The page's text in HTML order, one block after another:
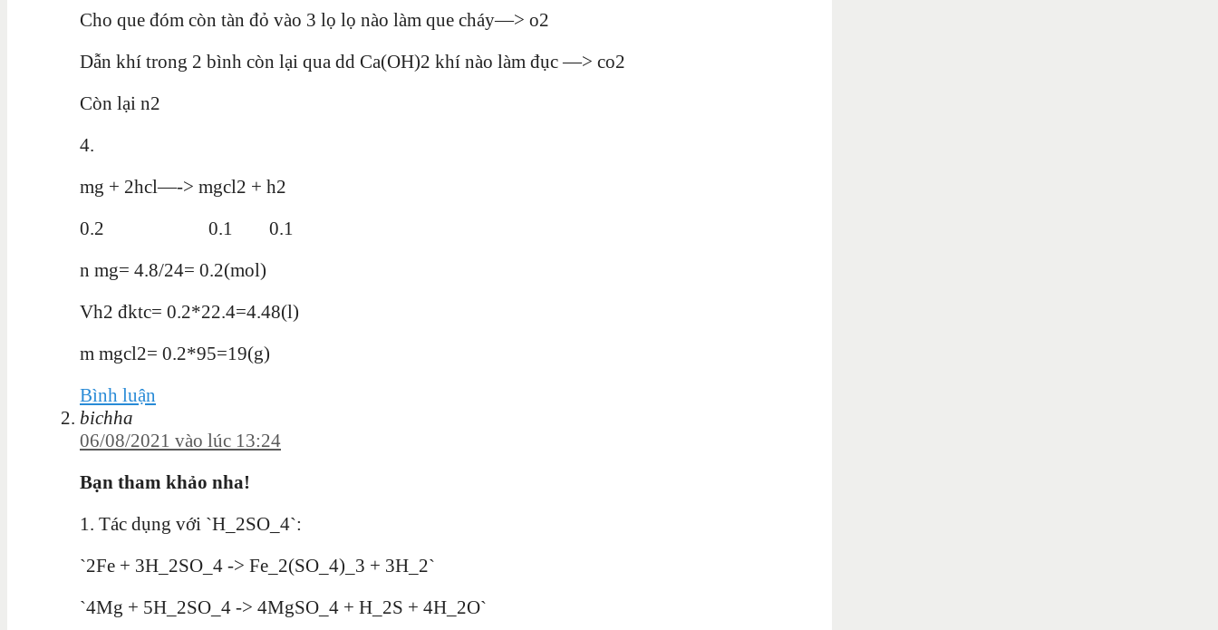
Cho que đóm còn tàn đỏ vào 3 lọ lọ nào làm que cháy—> o2
Dẫn khí trong 2 bình còn lại qua dd Ca(OH)2 khí nào làm đục —> co2
Còn lại n2
4.
mg + 2hcl—-> mgcl2 + h2
0.2 0.1 0.1
n mg= 4.8/24= 0.2(mol)
Vh2 đktc= 0.2*22.4=4.48(l)
m mgcl2= 0.2*95=19(g)
Bình luận
bichha
06/08/2021 vào lúc 13:24
Bạn tham khảo nha!
1. Tác dụng với `H_2SO_4`:
`2Fe + 3H_2SO_4 -> Fe_2(SO_4)_3 + 3H_2`
`4Mg + 5H_2SO_4 -> 4MgSO_4 + H_2S + 4H_2O`